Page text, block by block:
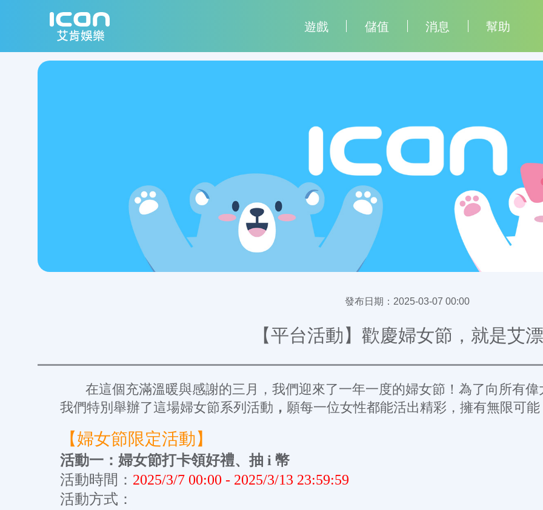
遊戲 儲值 消息 幫助
發布日期： 2025-03-07 00:00
【平台活動】歡慶婦女節，就是艾
在這個充滿溫暖與感謝的三月，我們迎來了一年一度的婦女節！為了向所有偉
我們特別舉辦了這場婦女節系列活動 ， 願每一位女性都能活出精彩，擁有無限可
【婦女節限定活動】
活動一：婦女節打卡領好禮、抽 i 幣
活動時間： 2025/3/7 00:00 - 2025/3/13 23:59:59
活動方式：